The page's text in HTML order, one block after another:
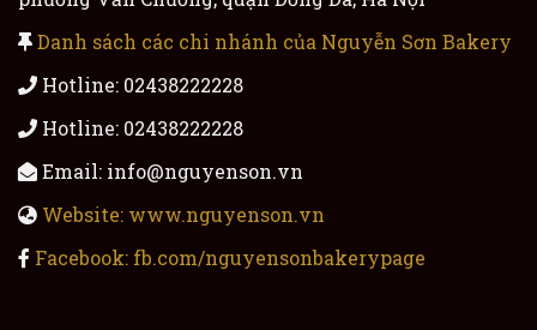
Danh sách các chi nhánh của Nguyễn Sơn Bakery
Hotline: 02438222228
Hotline: 02438222228
Email: info@nguyenson.vn
Website: www.nguyenson.vn
Facebook: fb.com/nguyensonbakerypage